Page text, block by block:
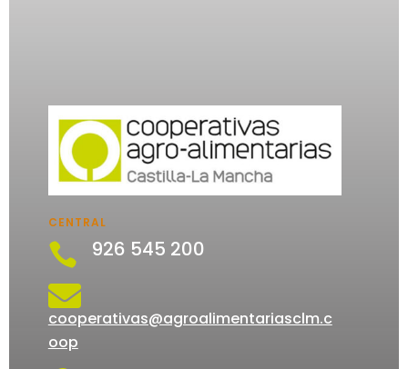
CENTRAL
 926 545 200

cooperativas@agroalimentariasclm.c
oop